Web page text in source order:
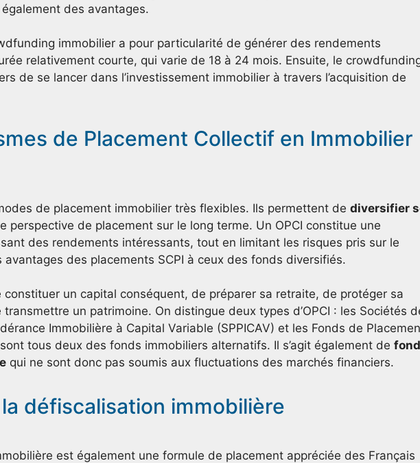
des avantages.
immobilier a pour particularité de générer des rendements
relativement courte, qui varie de 18 à 24 mois. Ensuite, le
de se lancer dans l’investissement immobilier à travers l’acquisition de
de Placement Collectif en Immobilier
de placement immobilier très flexibles. Ils permettent de diversifier
perspective de placement sur le long terme. Un OPCI constitue une
des rendements intéressants, tout en limitant les risques pris sur le
avantages des placements SCPI à ceux des fonds diversifiés.
constituer un capital conséquent, de préparer sa retraite, de protéger sa
un patrimoine. On distingue deux types d’OPCI : les Sociétés
Immobilière à Capital Variable (SPPICAV) et les Fonds de
tous deux des fonds immobiliers alternatifs. Il s’agit également de
qui ne sont donc pas soumis aux fluctuations des marchés financiers.
défiscalisation immobilière
est également une formule de placement appréciée des Français